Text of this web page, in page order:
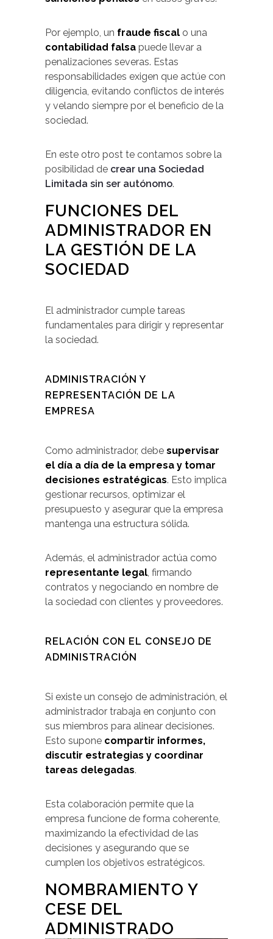
Por ejemplo, un fraude fiscal o una
contabilidad falsa puede llevar a
penalizaciones severas. Estas
responsabilidades exigen que actúe con
diligencia, evitando conflictos de interés
y velando siempre por el beneficio de la
sociedad.
En este otro post te contamos sobre la
posibilidad de crear una Sociedad
Limitada sin ser autónomo.
FUNCIONES DEL
ADMINISTRADOR EN
LA GESTIÓN DE LA
SOCIEDAD
El administrador cumple tareas
fundamentales para dirigir y representar
la sociedad.
ADMINISTRACIÓN Y
REPRESENTACIÓN DE LA
EMPRESA
Como administrador, debe supervisar
el día a día de la empresa y tomar
decisiones estratégicas. Esto implica
gestionar recursos, optimizar el
presupuesto y asegurar que la empresa
mantenga una estructura sólida.
Además, el administrador actúa como
representante legal, firmando
contratos y negociando en nombre de
la sociedad con clientes y proveedores.
RELACIÓN CON EL CONSEJO DE
ADMINISTRACIÓN
Si existe un consejo de administración, el
administrador trabaja en conjunto con
sus miembros para alinear decisiones.
Esto supone compartir informes,
discutir estrategias y coordinar
tareas delegadas.
Esta colaboración permite que la
empresa funcione de forma coherente,
maximizando la efectividad de las
decisiones y asegurando que se
cumplen los objetivos estratégicos.
NOMBRAMIENTO Y
CESE DEL
ADMINISTRADO